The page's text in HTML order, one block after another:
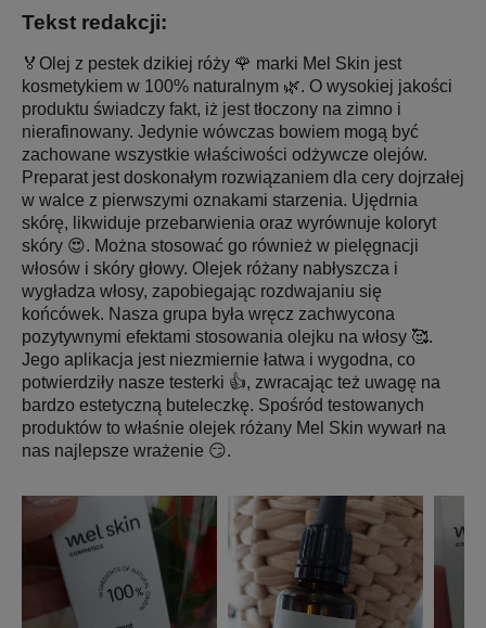
Tekst redakcji:
🏅Olej z pestek dzikiej róży 🌹 marki Mel Skin jest
kosmetykiem w 100% naturalnym 🌿. O wysokiej jakości
produktu świadczy fakt, iż jest tłoczony na zimno i
nierafinowany. Jedynie wówczas bowiem mogą być
zachowane wszystkie właściwości odżywcze olejów.
Preparat jest doskonałym rozwiązaniem dla cery dojrzałej
w walce z pierwszymi oznakami starzenia. Ujędrnia
skórę, likwiduje przebarwienia oraz wyrównuje koloryt
skóry 😍. Można stosować go również w pielęgnacji
włosów i skóry głowy. Olejek różany nabłyszcza i
wygładza włosy, zapobiegając rozdwajaniu się
końcówek. Nasza grupa była wręcz zachwycona
pozytywnymi efektami stosowania olejku na włosy 🥰.
Jego aplikacja jest niezmiernie łatwa i wygodna, co
potwierdziły nasze testerki 👍, zwracając też uwagę na
bardzo estetyczną buteleczkę. Spośród testowanych
produktów to właśnie olejek różany Mel Skin wywarł na
nas najlepsze wrażenie 😏.